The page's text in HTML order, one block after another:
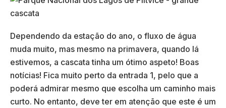
Dependendo da estação do ano, o fluxo de água
muda muito, mas mesmo na primavera, quando lá
estivemos, a cascata tinha um ótimo aspeto! Boas
notícias! Fica muito perto da entrada 1, pelo que a
poderá admirar mesmo que escolha um caminho mais
curto. No entanto, deve ter em atenção que este é um